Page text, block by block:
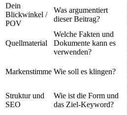
Dein
Blickwinkel /
POV
Was argumentiert
dieser Beitrag?
Quellmaterial
Welche Fakten und
Dokumente kann es
verwenden?
Markenstimme Wie soll es klingen?
Struktur und
SEO
Wie ist die Form und
das Ziel-Keyword?